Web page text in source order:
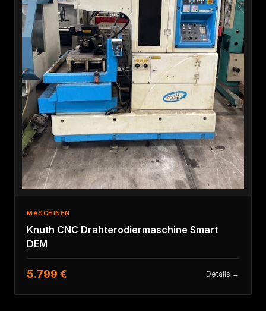
MASCHINEN
Knuth CNC Drahterodiermaschine Smart
DEM
5.799 € Details →